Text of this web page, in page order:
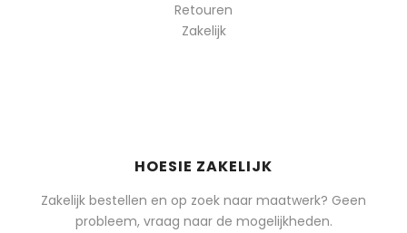
Retouren
Zakelijk
HOESIE ZAKELIJK
Zakelijk bestellen en op zoek naar maatwerk? Geen
probleem, vraag naar de mogelijkheden.